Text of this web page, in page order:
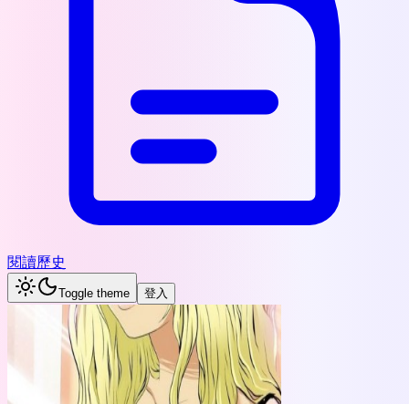
閱讀歷史
Toggle theme 登入